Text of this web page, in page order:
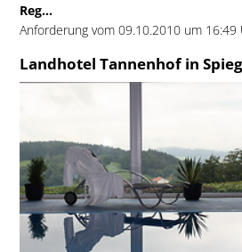
Reg...
Anforderung vom 09.10.2010 um 16:49
Landhotel Tannenhof in